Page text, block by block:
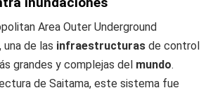
Area Outer Underground
una de las infraestructuras de control
grandes y complejas del mundo.
de Saitama, este sistema fue